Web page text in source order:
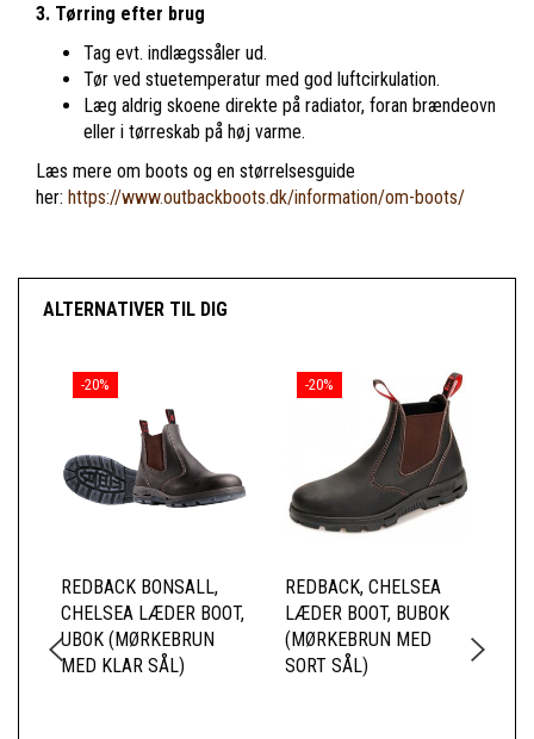
3. Tørring efter brug
Tag evt. indlægssåler ud.
Tør ved stuetemperatur med god luftcirkulation.
Læg aldrig skoene direkte på radiator, foran brændeovn
eller i tørreskab på høj varme.
Læs mere om boots og en størrelsesguide
her: https://www.outbackboots.dk/information/om-boots/
ALTERNATIVER TIL DIG
-20%
REDBACK BONSALL,
CHELSEA LÆDER BOOT,
UBOK (MØRKEBRUN
MED KLAR SÅL)
-20%
REDBACK, CHELSEA
LÆDER BOOT, BUBOK
(MØRKEBRUN MED
SORT SÅL)